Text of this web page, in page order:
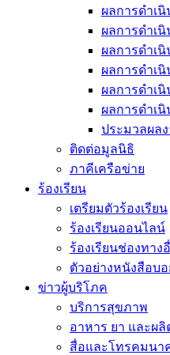
ผลการดำเ
ผลการดำเ
ผลการดำเ
ผลการดำเ
ผลการดำเ
ผลการดำเ
ประมวลผลง
ติดต่อมูลนิธิ
ภาคีเครือข่าย
ร้องเรียน
เตรียมตัวร้องเรียน
ร้องเรียนออนไลน์
ร้องเรียนช่องทาง
ตัวอย่างหนังสือบ
ข่าวผู้บริโภค
บริการสุขภาพ
อาหาร ยา และผ
สื่อและโทรคมนา